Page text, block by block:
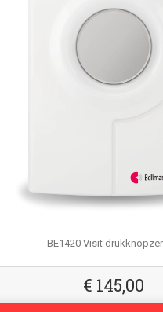
BE1420 Visit
€ 145,00